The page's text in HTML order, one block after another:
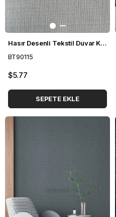
Hasır Desenli Tekstil Duvar Kağıdı BT90115
BT90115
$5.77
SEPETE EKLE